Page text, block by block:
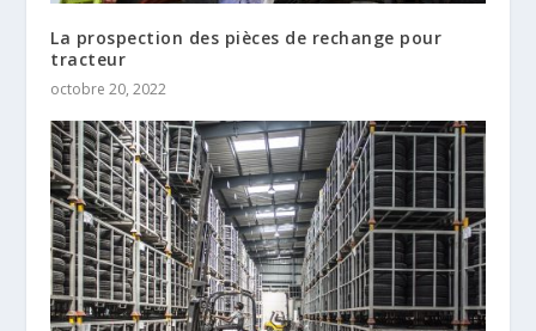
La prospection des pièces de rechange pour
tracteur
octobre 20, 2022